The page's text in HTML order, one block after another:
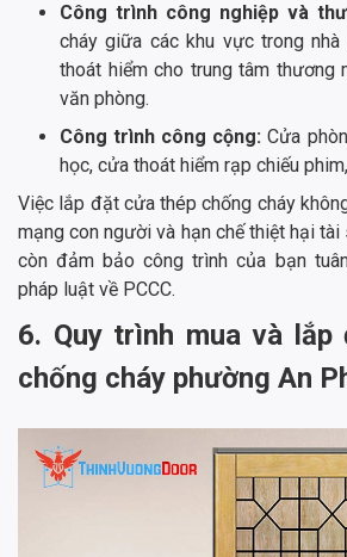
Công trình công nghiệp và
cháy giữa các khu vực trong
thoát hiểm cho trung tâm thương
văn phòng.
Công trình công cộng:Cửa
học, cửa thoát hiểm rạp chiếu
Việc lắp đặt cửa thép chống cháy
mạng con người và hạn chế thiệt hại
còn đảm bảo công trình của bạn
pháp luật về PCCC.
6. Quy trình mua và
chống cháy phường An